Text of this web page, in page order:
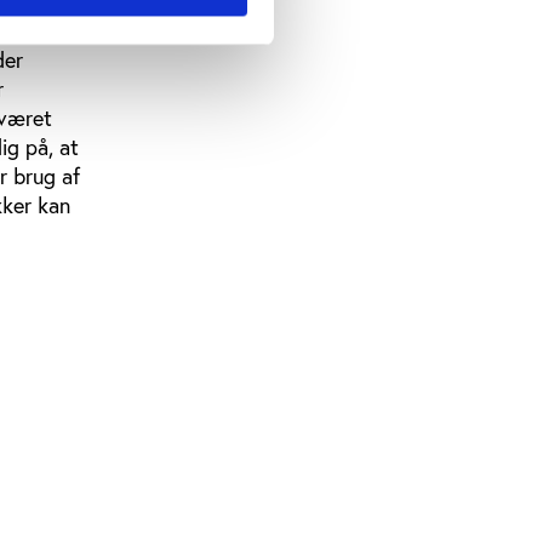
på, at
brug af
kan